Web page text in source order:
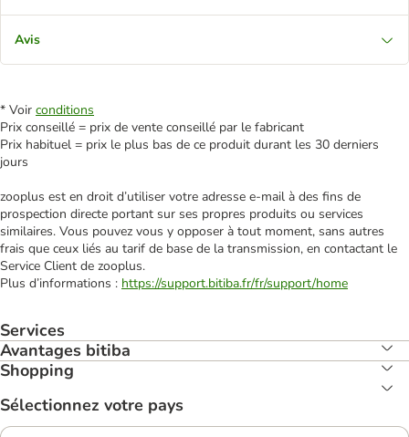
Avis
* Voir conditions
Prix conseillé = prix de vente conseillé par le fabricant
Prix habituel = prix le plus bas de ce produit durant les 30 derniers
jours
zooplus est en droit d’utiliser votre adresse e‑mail à des fins de
prospection directe portant sur ses propres produits ou services
similaires. Vous pouvez vous y opposer à tout moment, sans autres
frais que ceux liés au tarif de base de la transmission, en contactant le
Service Client de zooplus.
Plus d’informations : https://support.bitiba.fr/fr/support/home
Services
Avantages bitiba
Shopping
Sélectionnez votre pays